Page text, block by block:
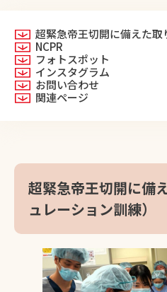
超緊急帝王切開に備えた取
NCPR
フォトスポット
インスタグラム
お問い合わせ
関連ページ
超緊急帝王切開に備
ュレーション訓練）